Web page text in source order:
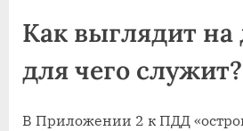
Как выглядит на
для чего служит?
В Приложении 2 к ПДД